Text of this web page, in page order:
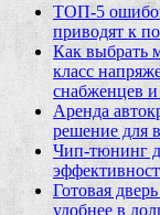
ТОП-5
приводят к
Как выбрать
класс
снабженцев
Аренда
решение для
Чип‑тюнинг
Готовая
удобнее в